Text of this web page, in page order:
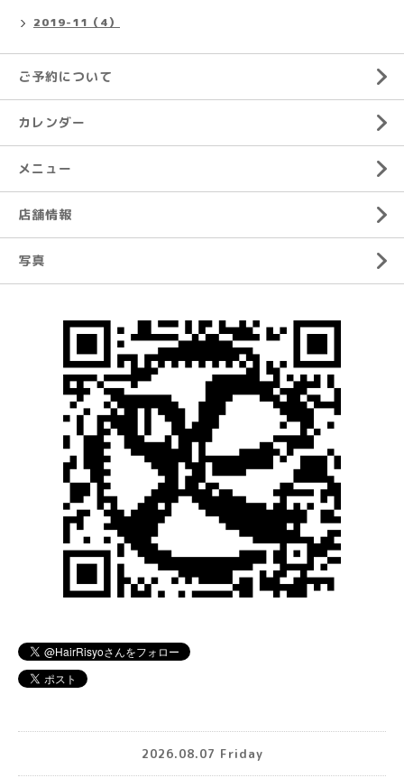
2019-11（4）
ご予約について
カレンダー
メニュー
店舗情報
写真
2026.08.07 Friday